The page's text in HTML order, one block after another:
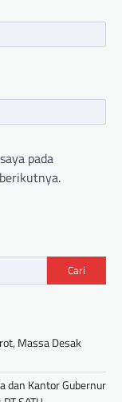
pada
Cari
Massa Desak
dan Kantor Gubernur